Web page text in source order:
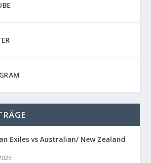
Exiles vs Australian/ New Zealand